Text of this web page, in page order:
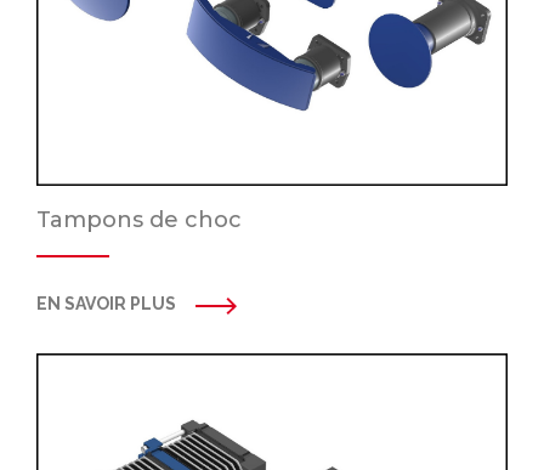
Tampons de choc
EN SAVOIR PLUS